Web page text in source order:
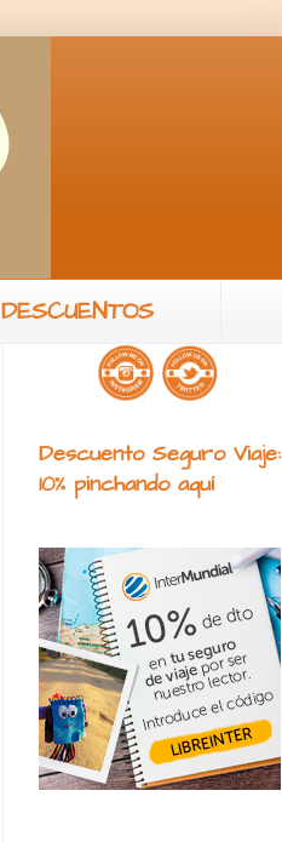
DESCUENTOS
Descuento Seguro Viaje:
10% pinchando aquí